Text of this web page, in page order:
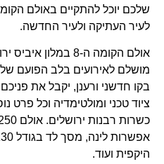
לעיר העתיקה ולעיר החדשה.
אולם הקומה ה-8 במלון
מושלם לאירועים בלב הפועם של
בקו חדשני ורענן, יקבל את פניכם
ציוד טכני ומולטימדיה וכל פרט
היקפית ועוד.